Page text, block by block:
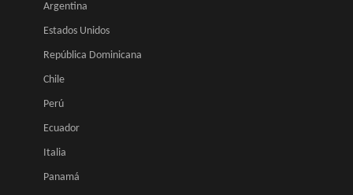
Argentina
Estados Unidos
República Dominicana
Chile
Perú
Ecuador
Italia
Panamá